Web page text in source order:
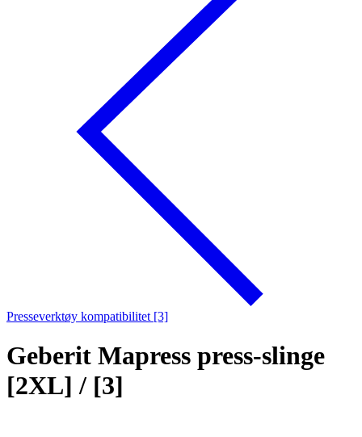
Presseverktøy kompatibilitet [3]
Geberit Mapress press-slinge
[2XL] / [3]